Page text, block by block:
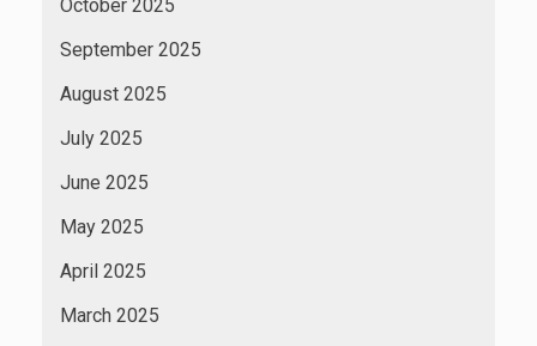
October 2025
September 2025
August 2025
July 2025
June 2025
May 2025
April 2025
March 2025